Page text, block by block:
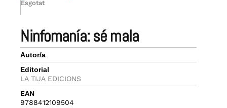
ninfomanía: sé mala
Autor/a
Editorial
LA TIJA EDICIONS
EAN
9788412109504
Esgotat